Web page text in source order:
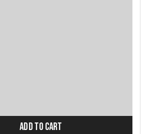
ADD TO CART